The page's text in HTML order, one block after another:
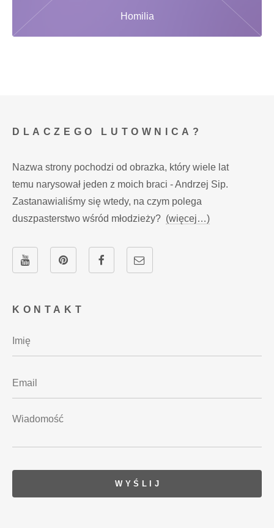
Homilia
KONTAKT
DLACZEGO LUTOWNICA?
Nazwa strony pochodzi od obrazka, który wiele lat
temu narysował jeden z moich braci - Andrzej Sip.
Zastanawialiśmy się wtedy, na czym polega
duszpasterstwo wśród młodzieży? (więcej…)